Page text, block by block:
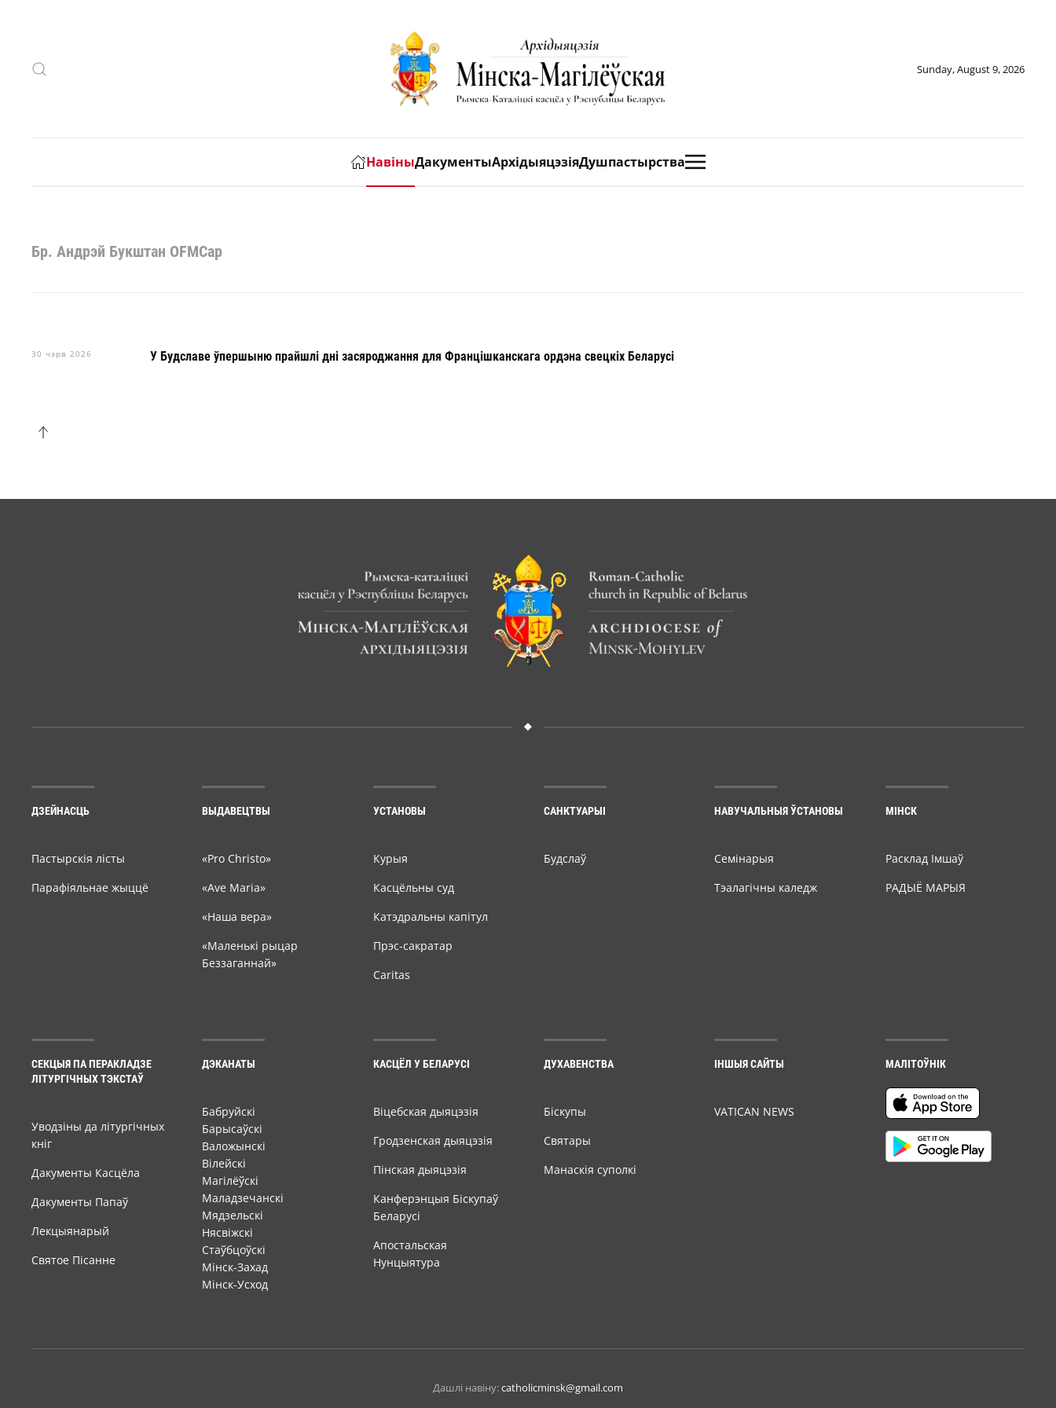
Sunday, August 9, 2026
НавіныДакументыАрхідыяцэзіяДушпастырства
Бр. Андрэй Букштан OFMCap
30 чэрв 2026 У Будславе ўпершыню прайшлі дні засяроджання для Францішканскага ордэна свецкіх Беларусі
ДЗЕЙНАСЦЬ
Пастырскія лісты
Парафіяльнае жыццё
ВЫДАВЕЦТВЫ
«Pro Christo»
«Ave Maria»
«Наша вера»
«Маленькі рыцар
Беззаганнай»
УСТАНОВЫ
Курыя
Касцёльны суд
Катэдральны капітул
Прэс-сакратар
Caritas
САНКТУАРЫІ
Будслаў
НАВУЧАЛЬНЫЯ ЎСТАНОВЫ
Семiнарыя
Тэалагічны каледж
МІНСК
Расклад Імшаў
РАДЫЁ МАРЫЯ
СЕКЦЫЯ ПА ПЕРАКЛАДЗЕ
ЛІТУРГІЧНЫХ ТЭКСТАЎ
Уводзіны да літургічных
кніг
Дакументы Касцёла
Дакументы Папаў
Лекцыянарый
Святое Пісанне
ДЭКАНАТЫ
Бабруйскі
Барысаўскі
Валожынскі
Вілейскі
Магілёўскі
Маладзечанскі
Мядзельскі
Нясвіжскі
Стаўбцоўскі
Мінск-Захад
Мінск-Усход
КАСЦЁЛ У БЕЛАРУСІ
Віцебская дыяцэзія
Гродзенская дыяцэзія
Пінская дыяцэзія
Канферэнцыя Біскупаў
Беларусі
Апостальская
Нунцыятура
ДУХАВЕНСТВА
Біскупы
Святары
Манаскія суполкі
ІНШЫЯ САЙТЫ
VATICAN NEWS
МАЛІТОЎНІК
Дашлі навіну:catholicminsk@gmail.com